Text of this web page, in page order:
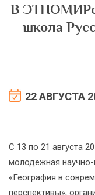
В ЭТНОМИРе
школа
22 АВГУСТА
С 13 по 21 августа
молодежная научно-
«География в
перспективы»,